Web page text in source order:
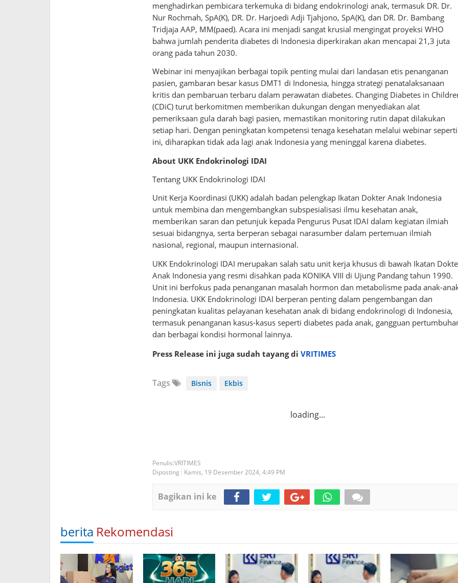
menghadirkan pembicara terkemuka di bidang endokrinologi anak, termasuk DR. Dr.
Nur Rochmah, SpA(K), DR. Dr. Harjoedi Adji Tjahjono, SpA(K), dan DR. Dr. Bambang
Tridjaja AAP, MM(paed). Acara ini menjadi sangat krusial mengingat proyeksi WHO
bahwa jumlah penderita diabetes di Indonesia diperkirakan akan mencapai 21,3 juta
orang pada tahun 2030.
Webinar ini menyajikan berbagai topik penting mulai dari landasan etis penanganan
pasien, gambaran besar kasus DMT1 di Indonesia, hingga strategi penatalaksanaan
kritis dan pembaruan terbaru dalam perawatan diabetes. Changing Diabetes in
(CDiC) turut berkomitmen memberikan dukungan dengan menyediakan alat
pemeriksaan gula darah bagi pasien, memastikan monitoring rutin dapat dilakukan
setiap hari. Dengan peningkatan kompetensi tenaga kesehatan melalui webinar seperti
ini, diharapkan tidak ada lagi anak Indonesia yang meninggal karena diabetes.
About UKK Endokrinologi IDAI
Tentang UKK Endokrinologi IDAI
Unit Kerja Koordinasi (UKK) adalah badan pelengkap Ikatan Dokter Anak Indonesia
untuk membina dan mengembangkan subspesialisasi ilmu kesehatan anak,
memberikan saran dan petunjuk kepada Pengurus Pusat IDAI dalam kegiatan ilmiah
sesuai bidangnya, serta berperan sebagai narasumber dalam pertemuan ilmiah
nasional, regional, maupun internasional.
UKK Endokrinologi IDAI merupakan salah satu unit kerja khusus di bawah Ikatan
Anak Indonesia yang resmi disahkan pada KONIKA VIII di Ujung Pandang tahun 1990.
Unit ini berfokus pada penanganan masalah hormon dan metabolisme pada anak-
Indonesia. UKK Endokrinologi IDAI berperan penting dalam pengembangan dan
peningkatan kualitas pelayanan kesehatan anak di bidang endokrinologi di Indonesia,
termasuk penanganan kasus-kasus seperti diabetes pada anak, gangguan
dan berbagai kondisi hormonal lainnya.
Press Release ini juga sudah tayang di VRITIMES
Tags Bisnis Ekbis
loading...
VRITIMES
Diposting : Kamis, 19 Desember 2024, 4:49 PM
Bagikan ini ke
berita Rekomendasi